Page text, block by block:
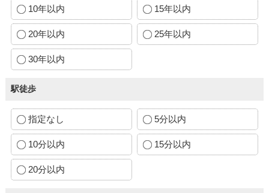
10年以内 15年以内
20年以内 25年以内
30年以内
駅徒歩
指定なし 5分以内
10分以内 15分以内
20分以内